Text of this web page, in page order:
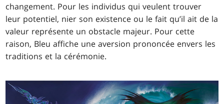
changement. Pour les individus qui veulent trouver
leur potentiel, nier son existence ou le fait qu’il ait de la
valeur représente un obstacle majeur. Pour cette
raison, Bleu affiche une aversion prononcée envers les
traditions et la cérémonie.